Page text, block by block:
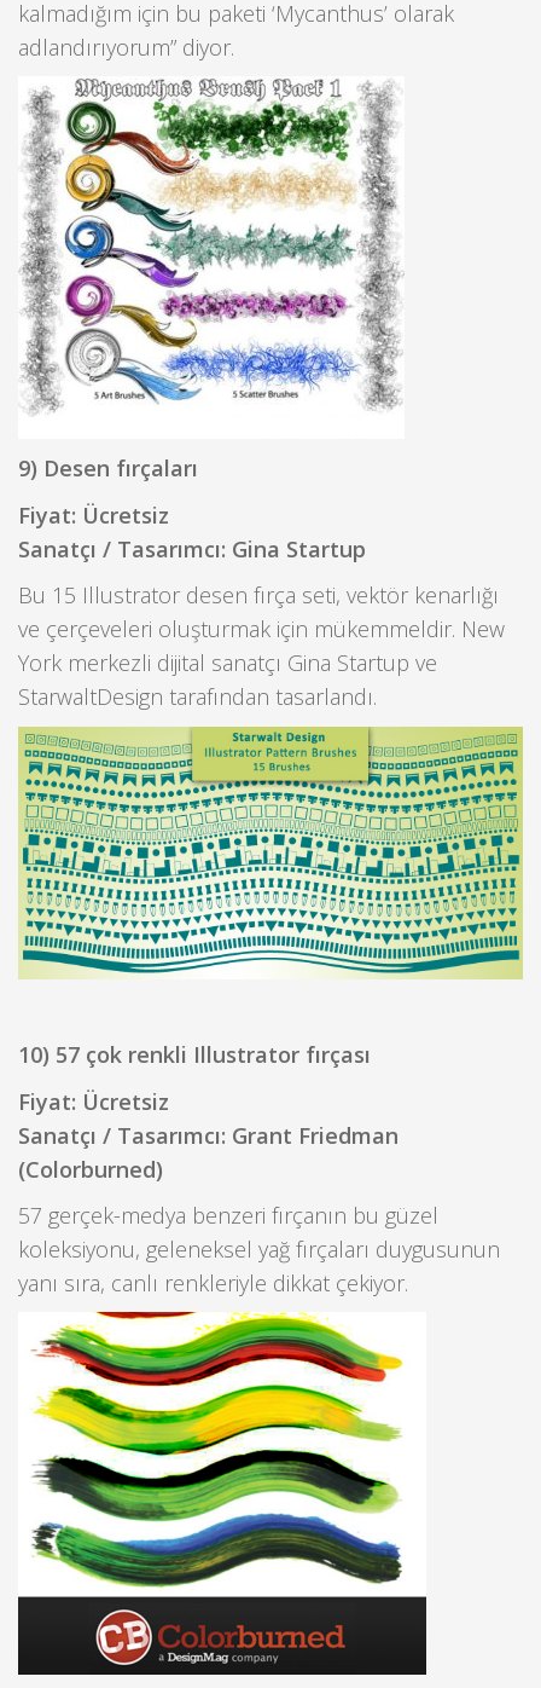
kalmadığım için bu paketi ‘Mycanthus’ olarak
adlandırıyorum” diyor.
9) Desen fırçaları
Fiyat: Ücretsiz
Sanatçı / Tasarımcı: Gina Startup
Bu 15 Illustrator desen fırça seti, vektör kenarlığı
ve çerçeveleri oluşturmak için mükemmeldir. New
York merkezli dijital sanatçı Gina Startup ve
StarwaltDesign tarafından tasarlandı.
10) 57 çok renkli Illustrator fırçası
Fiyat: Ücretsiz
Sanatçı / Tasarımcı: Grant Friedman
(Colorburned)
57 gerçek-medya benzeri fırçanın bu güzel
koleksiyonu, geleneksel yağ fırçaları duygusunun
yanı sıra, canlı renkleriyle dikkat çekiyor.